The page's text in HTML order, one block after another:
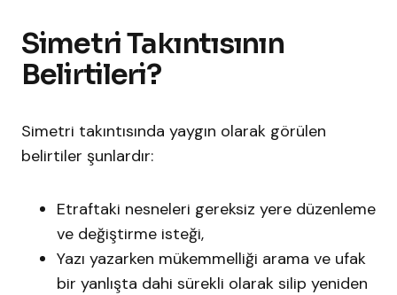
Simetri Takıntısının
Belirtileri?
Simetri takıntısında yaygın olarak görülen
belirtiler şunlardır:
Etraftaki nesneleri gereksiz yere düzenleme
ve değiştirme isteği,
Yazı yazarken mükemmelliği arama ve ufak
bir yanlışta dahi sürekli olarak silip yeniden